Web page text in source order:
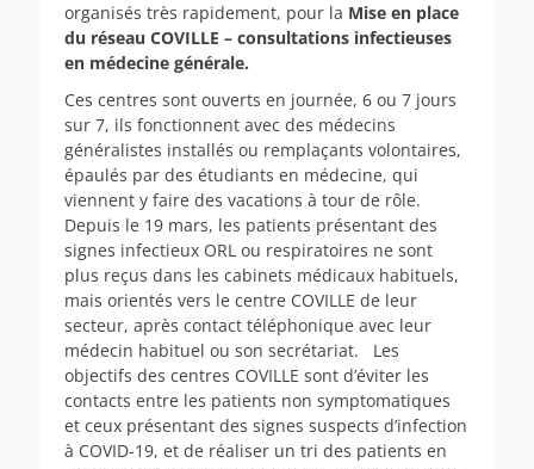
organisés très rapidement, pour la Mise en place
du réseau COVILLE – consultations infectieuses
en médecine générale.
Ces centres sont ouverts en journée, 6 ou 7 jours
sur 7, ils fonctionnent avec des médecins
généralistes installés ou remplaçants volontaires,
épaulés par des étudiants en médecine, qui
viennent y faire des vacations à tour de rôle.
Depuis le 19 mars, les patients présentant des
signes infectieux ORL ou respiratoires ne sont
plus reçus dans les cabinets médicaux habituels,
mais orientés vers le centre COVILLE de leur
secteur, après contact téléphonique avec leur
médecin habituel ou son secrétariat. Les
objectifs des centres COVILLE sont d’éviter les
contacts entre les patients non symptomatiques
et ceux présentant des signes suspects d’infection
à COVID-19, et de réaliser un tri des patients en